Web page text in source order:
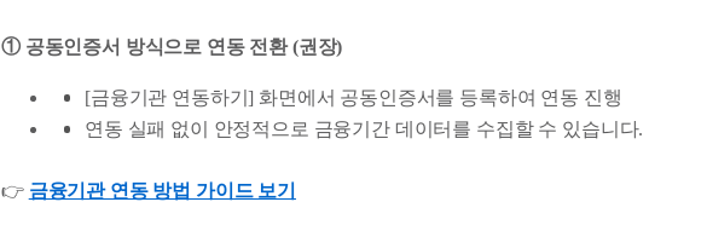
① 공동인증서 방식으로 연동 전환 (권장)
[금융기관 연동하기] 화면에서 공동인증서를 등록하여 연동 진행
연동 실패 없이 안정적으로 금융기간 데이터를 수집할 수 있습니다.
👉 금융기관 연동 방법 가이드 보기